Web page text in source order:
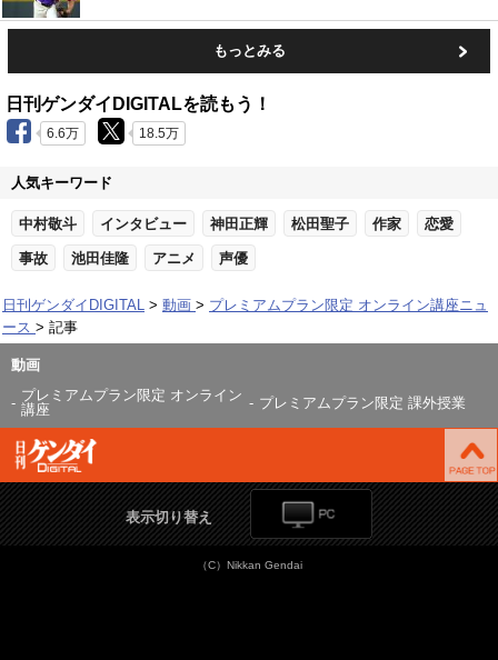
もっとみる
日刊ゲンダイDIGITALを読もう！
6.6万 18.5万
人気キーワード
中村敬斗 インタビュー 神田正輝 松田聖子 作家 恋愛
事故 池田佳隆 アニメ 声優
日刊ゲンダイDIGITAL 動画
プレミアムプラン限定 オンライン講座ニュ
ース
記事
動画
プレミアムプラン限定 オンライン
講座
プレミアムプラン限定 課外授業
表示切り替え
（C）Nikkan Gendai